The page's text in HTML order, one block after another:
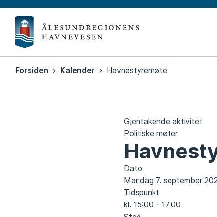
Ålesund
Du
Forsiden Kalender Havnestyremøte
Gjentakende aktivitet
Politiske møter
Dato
Mandag 7. september
Tidspunkt
kl. 15:00 - 17:00